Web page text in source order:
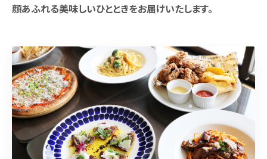
顔あふれる美味しいひとときをお届けいたします。